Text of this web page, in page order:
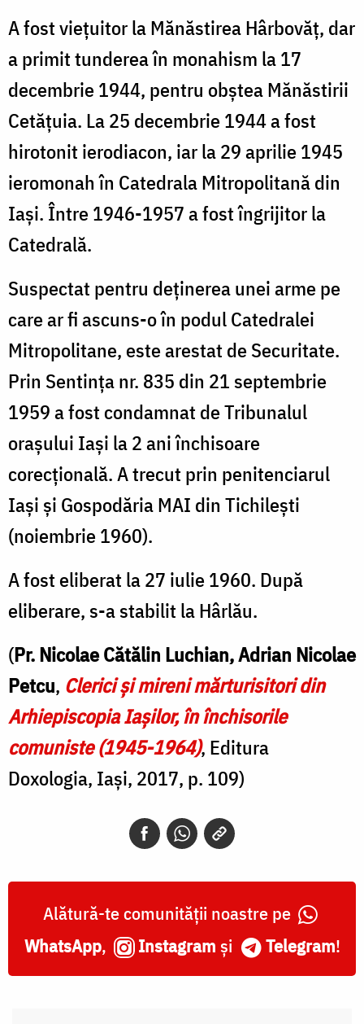
A fost viețuitor la Mănăstirea Hârbovăț, dar
a primit tunderea în monahism la 17
decembrie 1944, pentru obștea Mănăstirii
Cetățuia. La 25 decembrie 1944 a fost
hirotonit ierodiacon, iar la 29 aprilie 1945
ieromonah în Catedrala Mitropolitană din
Iași. Între 1946-1957 a fost îngrijitor la
Catedrală.
Suspectat pentru deținerea unei arme pe
care ar fi ascuns-o în podul Catedralei
Mitropolitane, este arestat de Securitate.
Prin Sentința nr. 835 din 21 septembrie
1959 a fost condamnat de Tribunalul
orașului Iași la 2 ani închisoare
corecțională. A trecut prin penitenciarul
Iași și Gospodăria MAI din Tichilești
(noiembrie 1960).
A fost eliberat la 27 iulie 1960. După
eliberare, s-a stabilit la Hârlău.
(Pr. Nicolae Cătălin Luchian, Adrian Nicolae
Petcu, Clerici şi mireni mărturisitori din
Arhiepiscopia Iaşilor, în închisorile
comuniste (1945-1964), Editura
Doxologia, Iași, 2017, p. 109)
Alătură-te comunității noastre pe
WhatsApp, Instagram și Telegram!